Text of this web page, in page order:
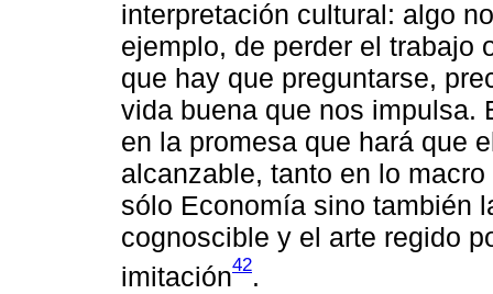
interpretación cultural: algo
ejemplo, de perder el trabajo
que hay que preguntarse,
vida buena que nos impulsa.
en la promesa que hará que
alcanzable, tanto en lo
sólo Economía sino también
cognoscible y el arte regido
imitación42.